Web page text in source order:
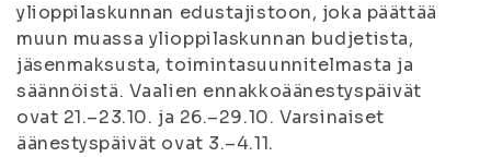
ylioppilaskunnan edustajistoon, joka päättää
muun muassa ylioppilaskunnan budjetista,
jäsenmaksusta, toimintasuunnitelmasta ja
säännöistä. Vaalien ennakkoäänestyspäivät
ovat 21.–23.10. ja 26.–29.10. Varsinaiset
äänestyspäivät ovat 3.–4.11.